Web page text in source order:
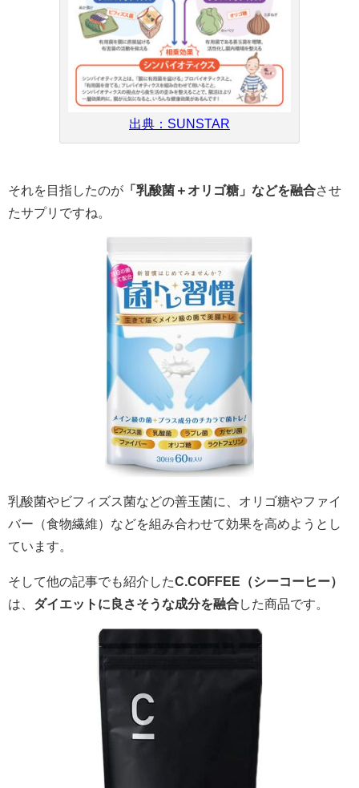
出典：SUNSTAR
それを目指したのが 「乳酸菌＋オリゴ糖」などを融合させ
たサプリですね。
乳酸菌やビフィズス菌などの善玉菌に、オリゴ糖やファイ
バー（食物繊維）などを組み合わせて効果を高めようとし
ています。
そして他の記事でも紹介したC.COFFEE（シーコーヒー）
は、 ダイエットに良さそうな成分を融合した商品です。